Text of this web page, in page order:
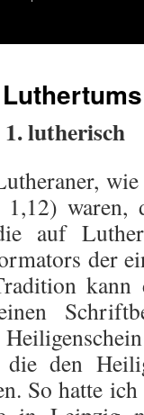
1. lutherisch
auf
der
kann
den
So hatte